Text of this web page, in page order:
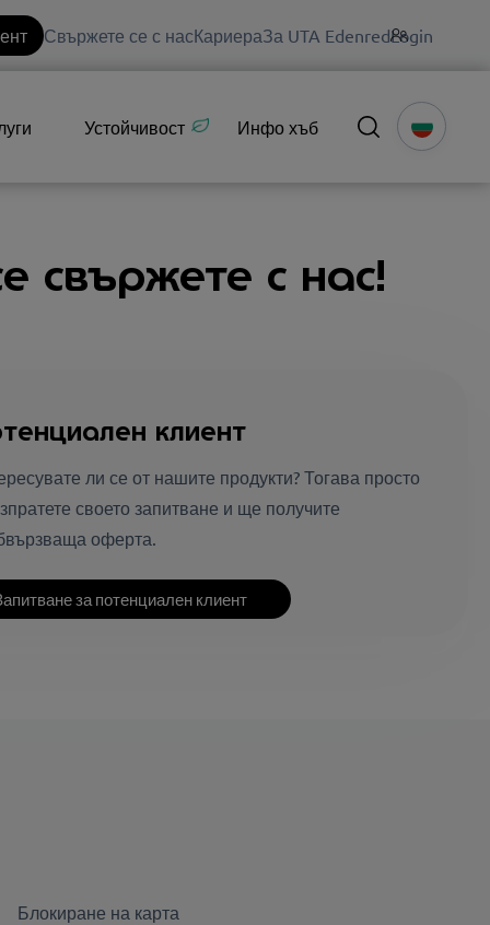
Свържете се с насКариераЗа UTA EdenredLogin
Устойчивост Инфо хъб
свържете с нас!
клиент
ли се от нашите продукти? Тогава просто
своето запитване и ще получите
оферта.
за потенциален клиент
Блокиране на карта